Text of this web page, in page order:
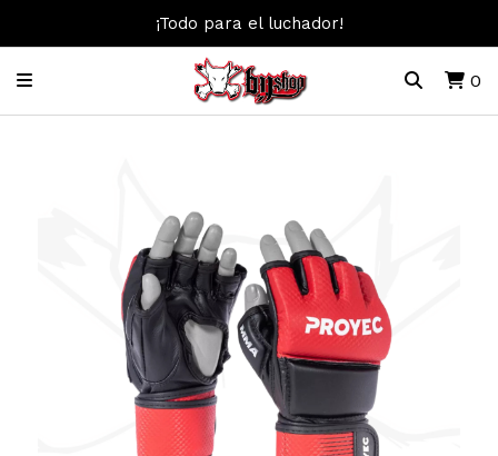
¡Todo para el luchador!
0